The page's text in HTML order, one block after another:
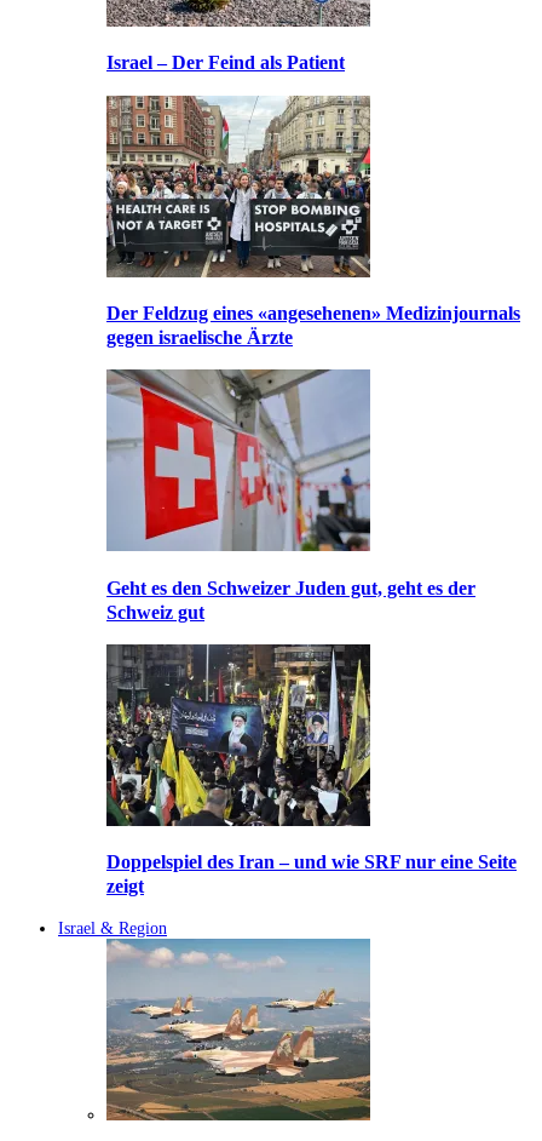
Israel – Der Feind als Patient
Der Feldzug eines «angesehenen» Medizinjournals
gegen israelische Ärzte
Geht es den Schweizer Juden gut, geht es der
Schweiz gut
Doppelspiel des Iran – und wie SRF nur eine Seite
zeigt
Israel & Region